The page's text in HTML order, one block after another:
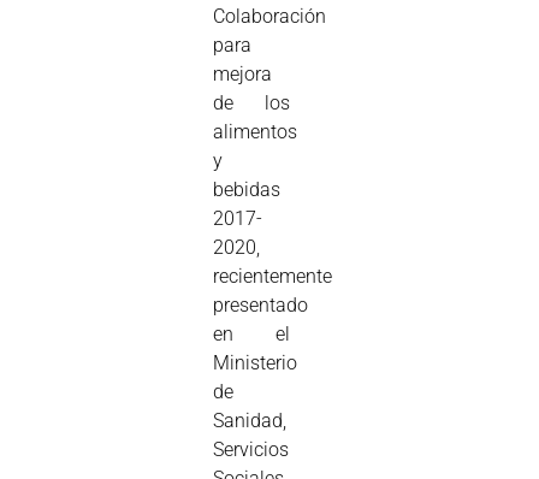
Colaboración
para
mejora
de los
alimentos
y
bebidas
2017-
2020,
recientemente
presentado
en el
Ministerio
de
Sanidad,
Servicios